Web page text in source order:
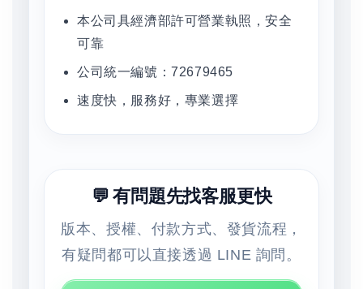
本公司具經濟部許可營業執照，安全
可靠
公司統一編號：72679465
速度快，服務好，專業選擇
💬 有問題先找客服更快
版本、授權、付款方式、發貨流程，
有疑問都可以直接透過 LINE 詢問。